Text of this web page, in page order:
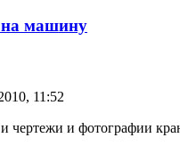
машину
11:52
чертежи и фотографии